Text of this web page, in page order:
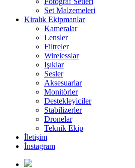
Set Malzemeleri
Kiralık Ekipmanlar
Kameralar
Lensler
Filtreler
Wirelesslar
Işıklar
Sesler
Aksesuarlar
Monitörler
Destekleyiciler
Stabilizerler
Dronelar
Teknik Ekip
İletişim
İnstagram